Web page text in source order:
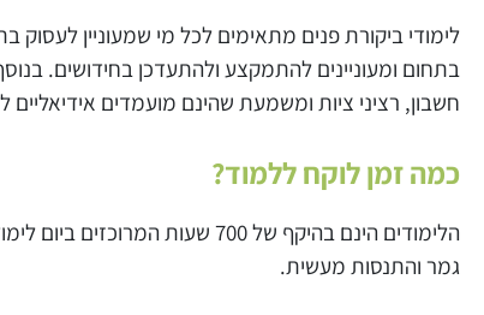
לימודי ביקורת פנים מתאימים לכל מי שמעוניין
בתחום ומעוניינים להתמקצע ולהתעדכן בחידושים.
חשבון, רציני ציות ומשמעת שהינם מועמדים אידיאליים
כמה זמן לוקח ללמוד?
גמר והתנסות מעשית.